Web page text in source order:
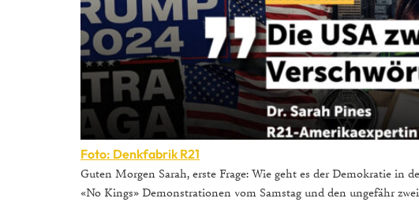
Foto: Denkfabrik R21
Guten Morgen Sarah, erste Frage: Wie geht es der Demokratie in
«No Kings» Demonstrationen vom Samstag und den ungefähr